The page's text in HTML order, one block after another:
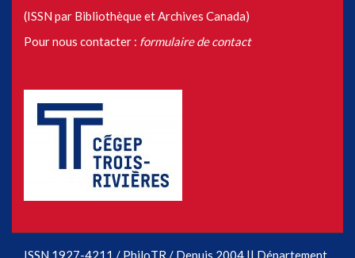
(ISSN par Bibliothèque et Archives Canada)
Pour nous contacter : formulaire de contact
ISSN 1927-4211 / PhiloTR / Depuis 2004 || Département